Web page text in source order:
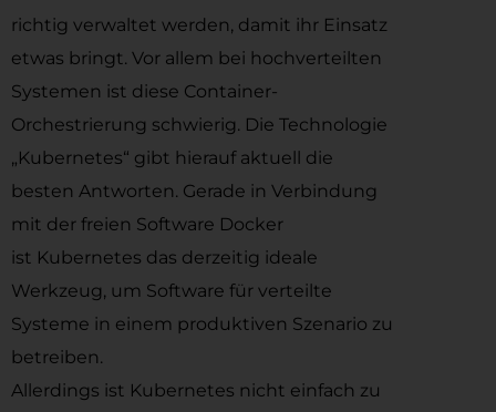
richtig verwaltet werden, damit ihr Einsatz
etwas bringt. Vor allem bei hochverteilten
Systemen ist diese Container-
Orchestrierung schwierig. Die Technologie
„Kubernetes“ gibt hierauf aktuell die
besten Antworten. Gerade in Verbindung
mit der freien Software Docker
ist Kubernetes das derzeitig ideale
Werkzeug, um Software für verteilte
Systeme in einem produktiven Szenario zu
betreiben.
Allerdings ist Kubernetes nicht einfach zu